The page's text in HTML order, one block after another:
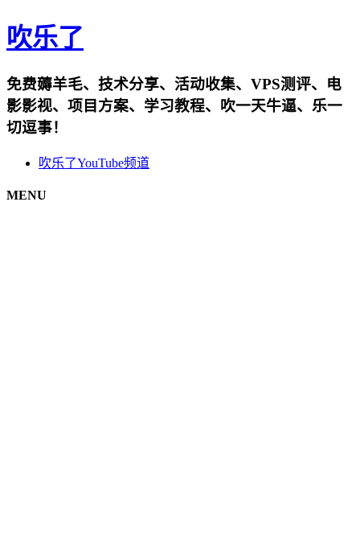
吹乐了
免费薅羊毛、技术分享、活动收集、VPS测评、电
影影视、项目方案、学习教程、吹一天牛逼、乐一
切逗事！
吹乐了YouTube频道
MENU